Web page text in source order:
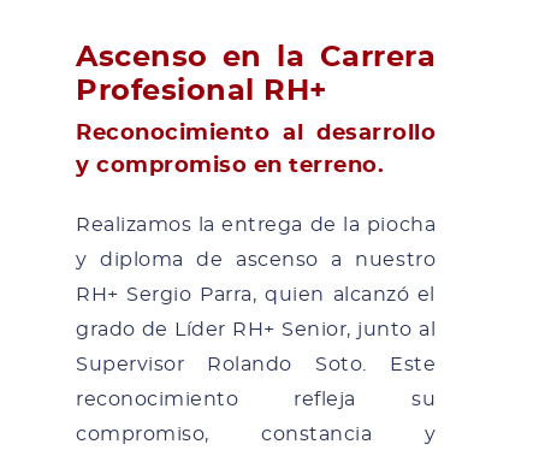
Ascenso en la Carrera
Profesional RH+
Reconocimiento al desarrollo
y compromiso en terreno.
Realizamos la entrega de la piocha
y diploma de ascenso a nuestro
RH+ Sergio Parra, quien alcanzó el
grado de Líder RH+ Senior, junto al
Supervisor Rolando Soto. Este
reconocimiento refleja su
compromiso, constancia y